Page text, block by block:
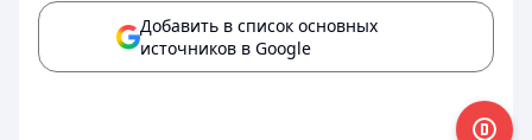
Добавить в список основных
источников в Google